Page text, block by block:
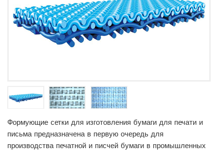
Формующие сетки для изготовления бумаги для печати и
письма предназначена в первую очередь для
производства печатной и писчей бумаги в промышленных